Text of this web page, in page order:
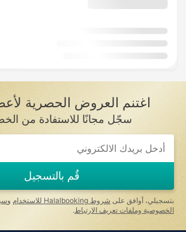
اغتنم العروض الحصرية
سجّل مجانًا للاستفادة من
If
you
ignore
this
field
قُم بالتسجيل
بتسجيلي، أوافق على شروط Halalbooking للاستخدام و
الخصوصية وملفات تعريف الارتباط .